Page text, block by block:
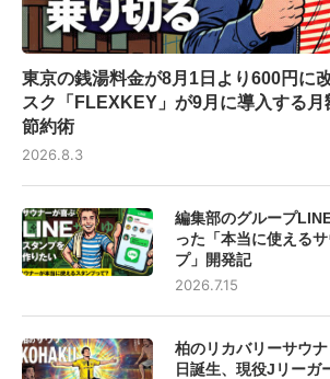
東京の銭湯料金が8月1日より600円に
スク「FLEXKEY」が9月に導入する月
節約術
2026.8.3
編集部のグループ
った「本当に使える
プ」開発記
2026.7.15
柏のリカバリーサウ
日誕生、現役Jリーガ